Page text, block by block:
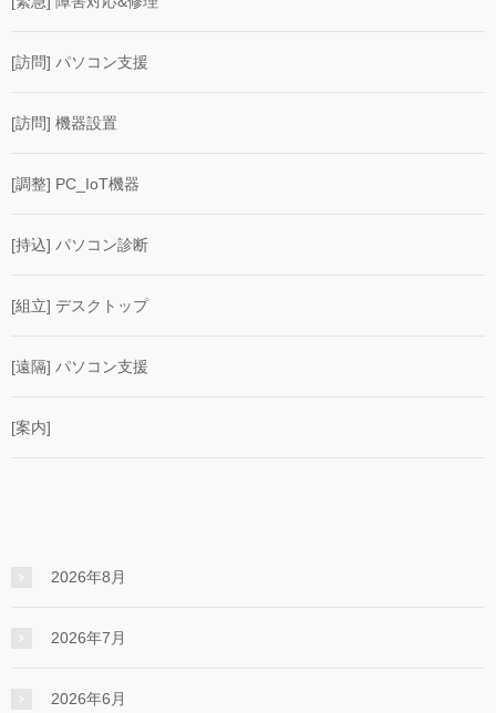
[訪問] パソコン支援
[訪問] 機器設置
[調整] PC_IoT機器
[持込] パソコン診断
[組立] デスクトップ
[遠隔] パソコン支援
[案内]
2026年8月
2026年7月
2026年6月